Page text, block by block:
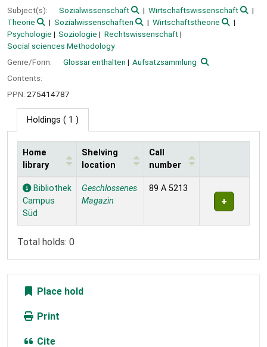
Subject(s):
Sozialwissenschaft
Wirtschaftswissenschaft
Theorie
Sozialwissenschaften
Wirtschaftstheorie
Psychologie
Soziologie
Rechtswissenschaft
Social sciences Methodology
Genre/Form:
Glossar enthalten
Aufsatzsammlung
Contents:
PPN: 275414787
Holdings ( 1 )
Holdings
Home
library
Shelving
location
Call
number
Bibliothek
Campus
Süd
Geschlossenes
Magazin
89 A 5213
Total holds: 0
Place hold
Print
Cite